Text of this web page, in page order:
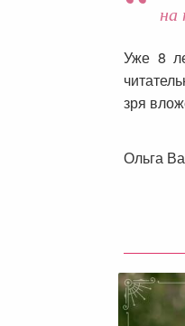
на
Уже 8
зря
Ольга